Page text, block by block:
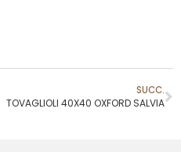
SUCC.
TOVAGLIOLI 40X40 OXFORD SALVIA